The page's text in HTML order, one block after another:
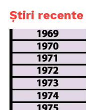
Știri recente